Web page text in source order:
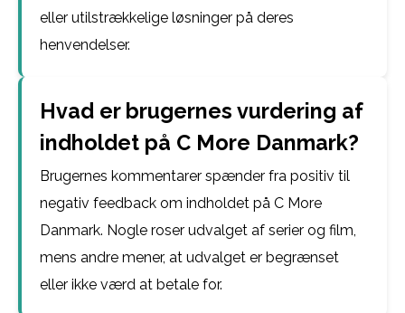
eller utilstrækkelige løsninger på deres
henvendelser.
Hvad er brugernes vurdering af
indholdet på C More Danmark?
Brugernes kommentarer spænder fra positiv til
negativ feedback om indholdet på C More
Danmark. Nogle roser udvalget af serier og film,
mens andre mener, at udvalget er begrænset
eller ikke værd at betale for.